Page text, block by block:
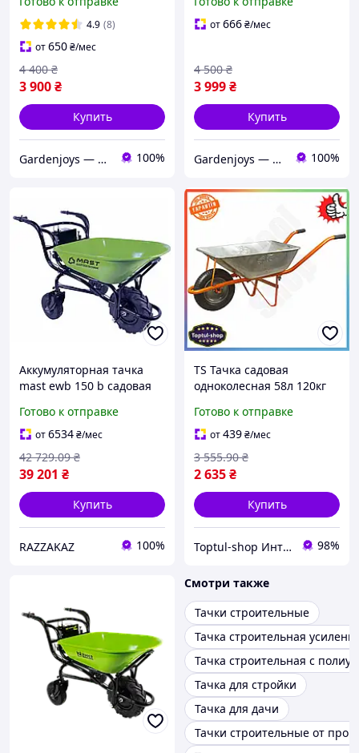
для перевозки песка
Тачка для груза
4.9 (8)
от650₴/мес
3 900₴
4 400 ₴
Купить
Gardenjoys — тачки, колеса та комплектуючі для саду і будівництва 100%
для перевозки песка
Тачка для груза
от666₴/мес
3 999₴
4 500 ₴
Купить
Gardenjoys — тачки, колеса та комплектуючі для саду і будівництва 100%
Аккумуляторная тачка
mast ewb 150 b садовая
грузоподъемность 260 кг
для перемещения
материалов
Готово к отправке
от6534₴/мес
39 201 ₴
42 729.09 ₴
Купить
RAZZAKAZ 100%
TS Тачка садовая
одноколесная 58л 120кг
перевозки грунта и
строительных материало
SHT55_Q
Готово к отправке
от439₴/мес
2 635₴
3 555.90 ₴
Купить
Toptul-shop Интернет магазин 98%
Смотри также
Тачки строительные
Тачка строительная
Тачка строительная с
Тачка для стройки
Тачка для дачи
Тачки строительные от